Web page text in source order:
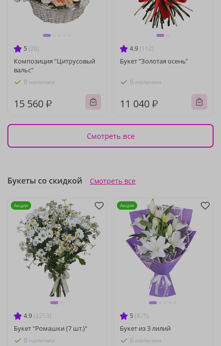
5 (26)
Композиция "Цитрусовый
вальс"
В наличии
15 560 ₽
4.9 (112)
Букет "Золотая осень"
В наличии
11 040 ₽
Смотреть все
Букеты со скидкой Смотреть все
4.9 (2253)
Букет "Ромашки (7 шт.)"
В наличии
Акция
5 (825)
Букет из 3 лилий
В наличии
Акция